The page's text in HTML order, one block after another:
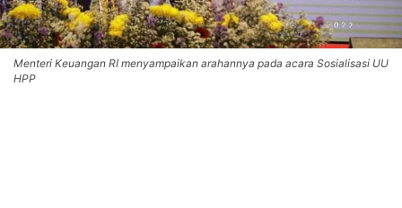
Menteri Keuangan RI menyampaikan arahannya pada acara Sosialisasi UU
HPP